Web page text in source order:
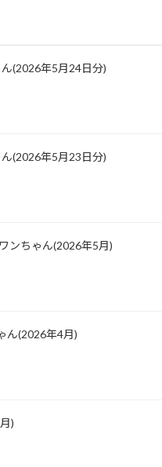
(2026年5月24日分)
(2026年5月23日分)
ンちゃん(2026年5月)
ん(2026年4月)
)